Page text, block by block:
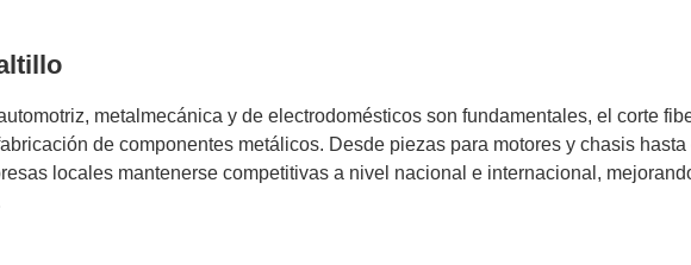
metalmecánica y de electrodomésticos son fundamentales, el corte
de componentes metálicos. Desde piezas para motores y chasis
locales mantenerse competitivas a nivel nacional e internacional,